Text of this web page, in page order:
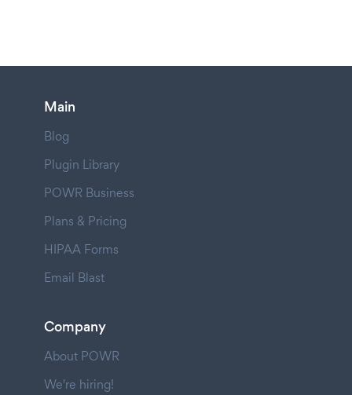
Main
Blog
Plugin Library
POWR Business
Plans & Pricing
HIPAA Forms
Email Blast
Company
About POWR
We're hiring!